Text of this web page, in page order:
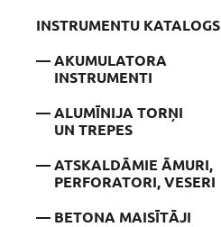
INSTRUMENTU KATALOGS
AKUMULATORA
INSTRUMENTI
ALUMĪNIJA TORŅI
UN TREPES
ATSKALDĀMIE ĀMURI,
PERFORATORI, VESERI
BETONA MAISĪTĀJI